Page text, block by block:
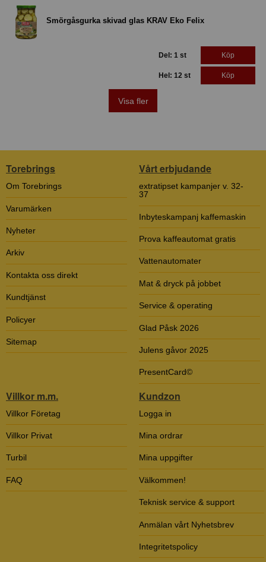
Smörgåsgurka skivad glas KRAV Eko Felix
Del: 1 st Köp
Hel: 12 st Köp
Visa fler
Torebrings
Om Torebrings
Varumärken
Nyheter
Arkiv
Kontakta oss direkt
Kundtjänst
Policyer
Sitemap
Vårt erbjudande
extratipset kampanjer v. 32-
37
Inbyteskampanj kaffemaskin
Prova kaffeautomat gratis
Vattenautomater
Mat & dryck på jobbet
Service & operating
Glad Påsk 2026
Julens gåvor 2025
PresentCard©
Villkor m.m.
Villkor Företag
Villkor Privat
Turbil
FAQ
Kundzon
Logga in
Mina ordrar
Mina uppgifter
Välkommen!
Teknisk service & support
Anmälan vårt Nyhetsbrev
Integritetspolicy